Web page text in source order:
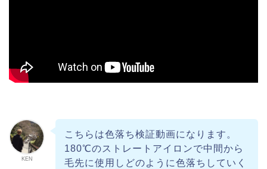
KEN
こちらは色落ち検証動画になります。
180℃のストレートアイロンで中間から
毛先に使用しどのように色落ちしていく